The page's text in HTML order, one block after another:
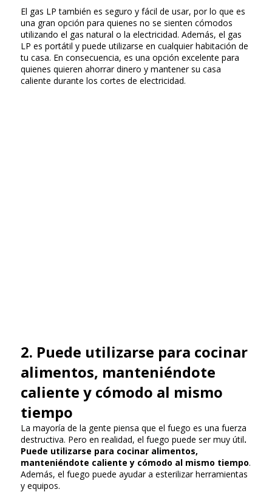
El gas LP también es seguro y fácil de usar, por lo que es
una gran opción para quienes no se sienten cómodos
utilizando el gas natural o la electricidad. Además, el gas
LP es portátil y puede utilizarse en cualquier habitación de
tu casa. En consecuencia, es una opción excelente para
quienes quieren ahorrar dinero y mantener su casa
caliente durante los cortes de electricidad.
2. Puede utilizarse para cocinar
alimentos, manteniéndote
caliente y cómodo al mismo
tiempo
La mayoría de la gente piensa que el fuego es una fuerza
destructiva. Pero en realidad, el fuego puede ser muy útil.
Puede utilizarse para cocinar alimentos,
manteniéndote caliente y cómodo al mismo tiempo.
Además, el fuego puede ayudar a esterilizar herramientas
y equipos.